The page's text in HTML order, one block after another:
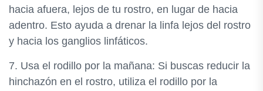
hacia afuera, lejos de tu rostro, en lugar de hacia
adentro. Esto ayuda a drenar la linfa lejos del rostro
y hacia los ganglios linfáticos.
7. Usa el rodillo por la mañana: Si buscas reducir la
hinchazón en el rostro, utiliza el rodillo por la